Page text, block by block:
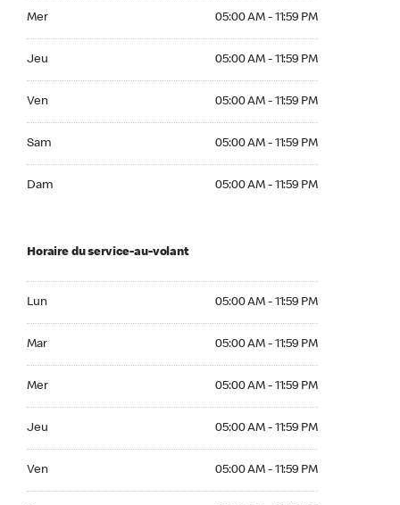
Mer 05:00 AM - 11:59 PM
Jeu 05:00 AM - 11:59 PM
Ven 05:00 AM - 11:59 PM
Sam 05:00 AM - 11:59 PM
Dam 05:00 AM - 11:59 PM
Horaire du service-au-volant
Lun 05:00 AM - 11:59 PM
Mar 05:00 AM - 11:59 PM
Mer 05:00 AM - 11:59 PM
Jeu 05:00 AM - 11:59 PM
Ven 05:00 AM - 11:59 PM